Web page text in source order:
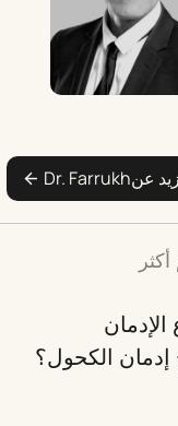
عنDr. Farrukh
الإدمان
إدمان الكحول؟